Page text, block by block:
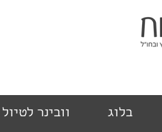
בלוג וובינר